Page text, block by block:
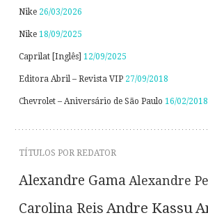
Nike 26/03/2026
Nike 18/09/2025
Caprilat [Inglês] 12/09/2025
Editora Abril – Revista VIP 27/09/2018
Chevrolet – Aniversário de São Paulo 16/02/2018
TÍTULOS POR REDATOR
Alexandre Gama Alexandre
Carolina Reis Andre Kassu